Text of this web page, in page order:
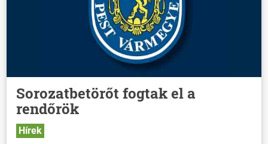
Sorozatbetörőt fogtak el a
rendőrök
Hírek